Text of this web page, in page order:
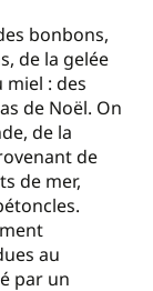
bonbons,
de la gelée
: des
de Noël. On
de la
de
de mer,
au
par un